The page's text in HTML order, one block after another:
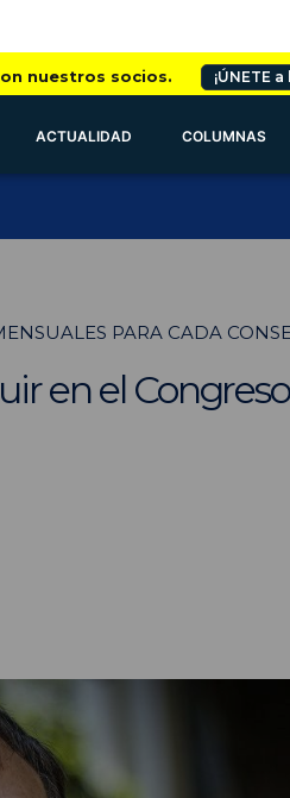
nuestros socios. ¡ÚNETE
ACTUALIDAD COLUMNAS
PARA CADA
en el